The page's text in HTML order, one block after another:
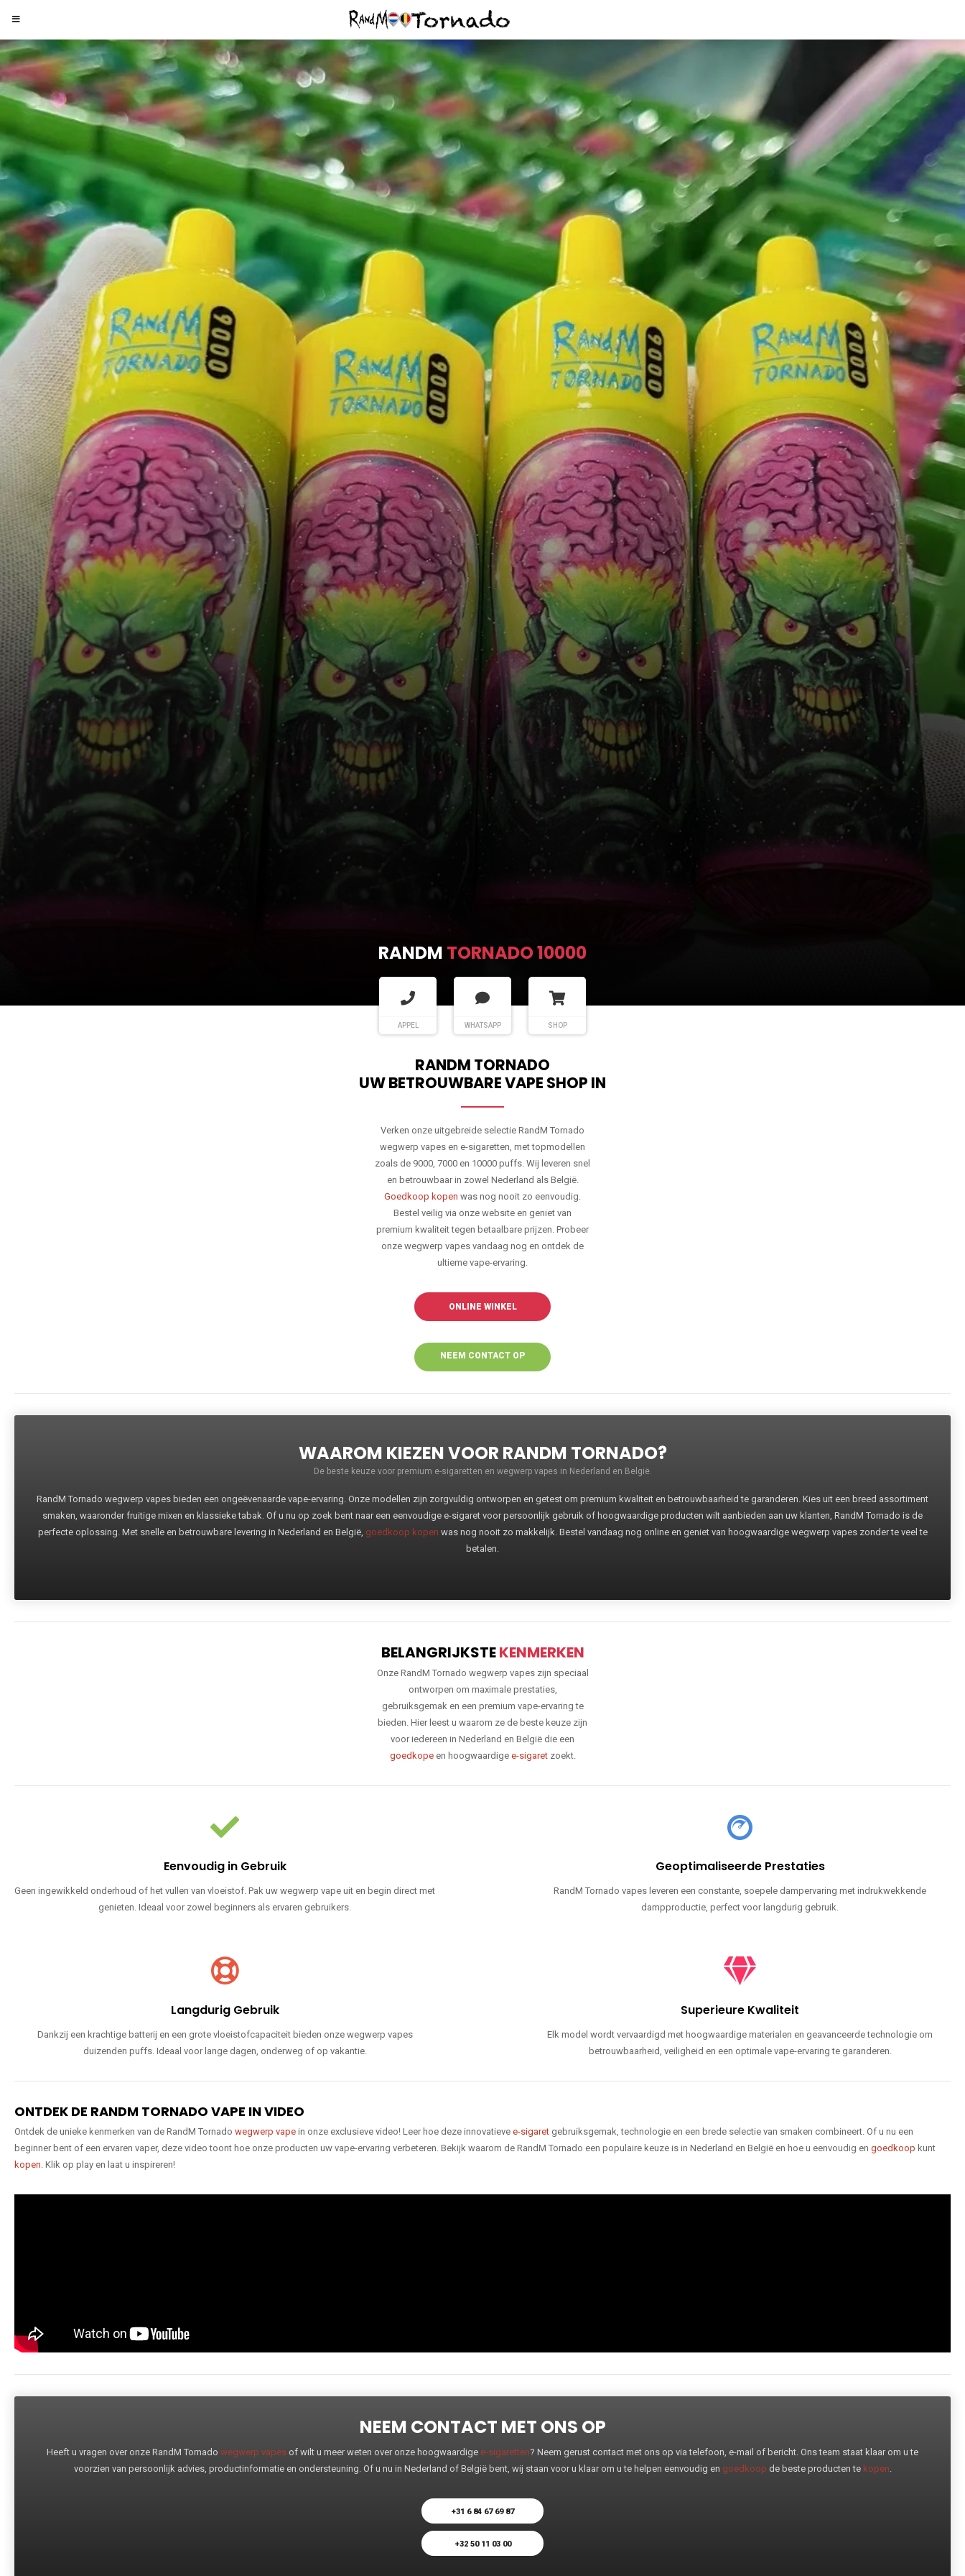
RANDMTORNADO 9000
APPEL WHATSAPP SHOP
RANDM TORNADO
UW BETROUWBARE VAPE SHOP IN
Verken onze uitgebreide selectie RandM Tornado
wegwerp vapes en e-sigaretten, met topmodellen
zoals de 9000, 7000 en 10000 puffs. Wij leveren snel
en betrouwbaar in zowel Nederland als België.
Goedkoop kopen was nog nooit zo eenvoudig.
Bestel veilig via onze website en geniet van
premium kwaliteit tegen betaalbare prijzen. Probeer
onze wegwerp vapes vandaag nog en ontdek de
ultieme vape-ervaring.
ONLINE WINKEL
NEEM CONTACT OP
WAAROM KIEZEN VOOR RANDM TORNADO?
De beste keuze voor premium e-sigaretten en wegwerp vapes in Nederland en België.
RandM Tornado wegwerp vapes bieden een ongeëvenaarde vape-ervaring. Onze modellen zijn zorgvuldig ontworpen en getest om premium kwaliteit en betrouwbaarheid te garanderen. Kies uit een breed assortiment
smaken, waaronder fruitige mixen en klassieke tabak. Of u nu op zoek bent naar een eenvoudige e-sigaret voor persoonlijk gebruik of hoogwaardige producten wilt aanbieden aan uw klanten, RandM Tornado is de
perfecte oplossing. Met snelle en betrouwbare levering in Nederland en België, goedkoop kopen was nog nooit zo makkelijk. Bestel vandaag nog online en geniet van hoogwaardige wegwerp vapes zonder te veel te
betalen.
BELANGRIJKSTEKENMERKEN
Onze RandM Tornado wegwerp vapes zijn speciaal
ontworpen om maximale prestaties,
gebruiksgemak en een premium vape-ervaring te
bieden. Hier leest u waarom ze de beste keuze zijn
voor iedereen in Nederland en België die een
goedkopeen hoogwaardige e-sigaretzoekt.
Eenvoudig in Gebruik
Geen ingewikkeld onderhoud of het vullen van vloeistof. Pak uw wegwerp vape uit en begin direct met
genieten. Ideaal voor zowel beginners als ervaren gebruikers.
Geoptimaliseerde Prestaties
RandM Tornado vapes leveren een constante, soepele dampervaring met indrukwekkende
dampproductie, perfect voor langdurig gebruik.
Langdurig Gebruik
Dankzij een krachtige batterij en een grote vloeistofcapaciteit bieden onze wegwerp vapes
duizenden puffs. Ideaal voor lange dagen, onderweg of op vakantie.
Superieure Kwaliteit
Elk model wordt vervaardigd met hoogwaardige materialen en geavanceerde technologie om
betrouwbaarheid, veiligheid en een optimale vape-ervaring te garanderen.
ONTDEK DE RANDM TORNADO VAPE IN VIDEO
Ontdek de unieke kenmerken van de RandM Tornado wegwerp vape in onze exclusieve video! Leer hoe deze innovatieve e-sigaret gebruiksgemak, technologie en een brede selectie van smaken combineert. Of u nu een
beginner bent of een ervaren vaper, deze video toont hoe onze producten uw vape-ervaring verbeteren. Bekijk waarom de RandM Tornado een populaire keuze is in Nederland en België en hoe u eenvoudig en goedkoop kunt
kopen. Klik op play en laat u inspireren!
NEEM CONTACT MET ONS OP
Heeft u vragen over onze RandM Tornado wegwerp vapes of wilt u meer weten over onze hoogwaardige e-sigaretten? Neem gerust contact met ons op via telefoon, e-mail of bericht. Ons team staat klaar om u te
voorzien van persoonlijk advies, productinformatie en ondersteuning. Of u nu in Nederland of België bent, wij staan voor u klaar om u te helpen eenvoudig en goedkoop de beste producten te kopen.
+31 6 84 67 69 87
+32 50 11 03 00